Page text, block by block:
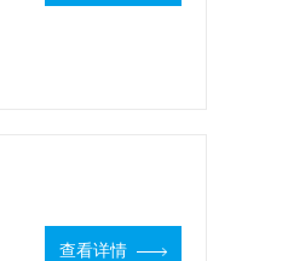
查看详情